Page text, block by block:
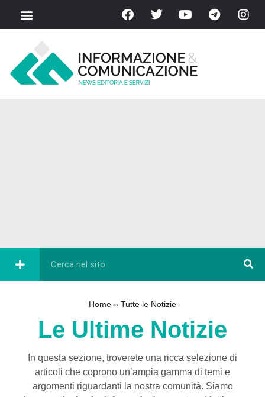
Home » Tutte le Notizie
Le Ultime Notizie
In questa sezione, troverete una ricca selezione di
articoli che coprono un’ampia gamma di temi e
argomenti riguardanti la nostra comunità. Siamo